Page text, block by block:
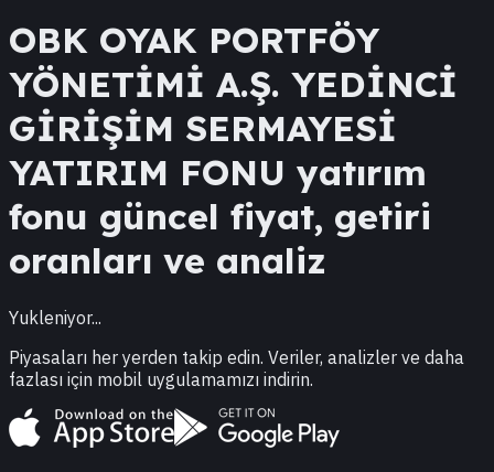
OBK OYAK PORTFÖY
YÖNETİMİ A.Ş. YEDİNCİ
GİRİŞİM SERMAYESİ
YATIRIM FONU yatırım
fonu güncel fiyat, getiri
oranları ve analiz
Yukleniyor...
Piyasaları her yerden takip edin. Veriler, analizler ve daha
fazlası için mobil uygulamamızı indirin.